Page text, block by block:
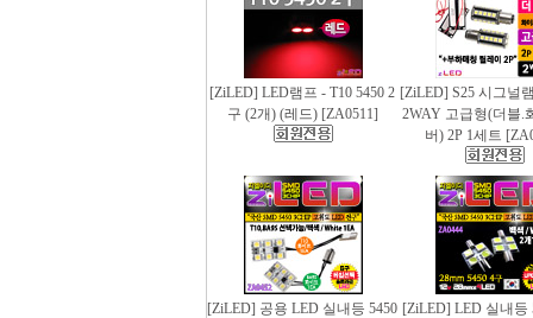
[ZiLED] LED램프 - T10 5450 2
구 (2개) (레드) [ZA0511]
[ZiLED] S25 시그널
2WAY 고급형(더블.
버) 2P 1세트
[ZiLED] 공용 LED 실내등 5450 [ZiLED] LED 실내등